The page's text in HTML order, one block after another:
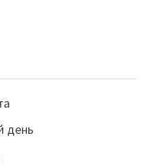
день